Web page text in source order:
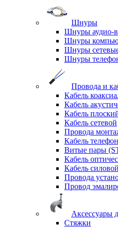
Шнуры
Шнуры аудио-
Шнуры
Шнуры
Шнуры
Провода и
Кабель
Кабель
Кабель
Кабель сетевой
Провода
Кабель
Витые пары
Кабель
Кабель силовой
Провода
Провод
Аксессуары
Стяжки